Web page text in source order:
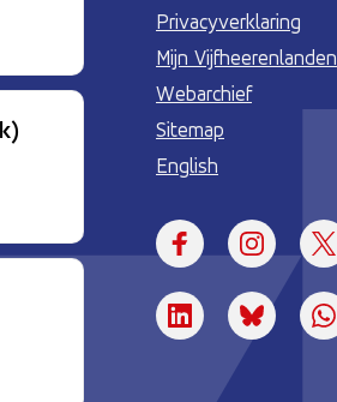
Privacyverklaring
Mijn Vijfheerenlanden
Webarchief
Sitemap
English